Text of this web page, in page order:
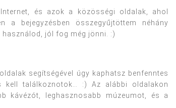
és azok a közösségi oldalak, ahol
a bejegyzésben összegyűjtöttem néhány
jól fog még jönni. :)
segítségével úgy kaphatsz benfenntes
találkoznotok… :) Az alábbi oldalakon
kávézót, leghasznosabb múzeumot, és a